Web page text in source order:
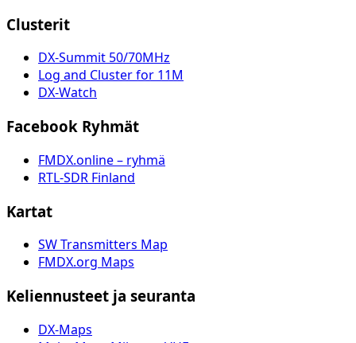
Clusterit
DX-Summit 50/70MHz
Log and Cluster for 11M
DX-Watch
Facebook Ryhmät
FMDX.online – ryhmä
RTL-SDR Finland
Kartat
SW Transmitters Map
FMDX.org Maps
Keliennusteet ja seuranta
DX-Maps